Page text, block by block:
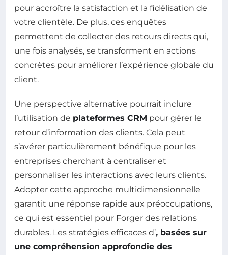
pour accroître la satisfaction et la fidélisation de
votre clientèle. De plus, ces enquêtes
permettent de collecter des retours directs qui,
une fois analysés, se transforment en actions
concrètes pour améliorer l’expérience globale du
client.
Une perspective alternative pourrait inclure
l’utilisation de plateformes CRM pour gérer le
retour d’information des clients. Cela peut
s’avérer particulièrement bénéfique pour les
entreprises cherchant à centraliser et
personnaliser les interactions avec leurs clients.
Adopter cette approche multidimensionnelle
garantit une réponse rapide aux préoccupations,
ce qui est essentiel pour Forger des relations
durables. Les stratégies efficaces d’, basées sur
une compréhension approfondie des